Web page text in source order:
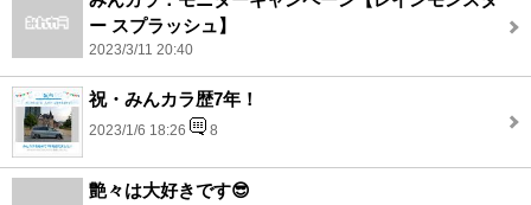
ー スプラッシュ】
2023/3/11 20:40
祝・みんカラ歴7年！
2023/1/6 18:26 8
艶々は大好きです😎